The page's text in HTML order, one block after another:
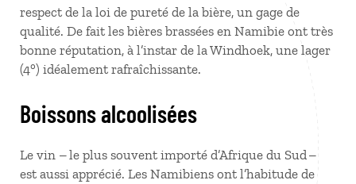
respect de la loi de pureté de la bière, un gage de
qualité. De fait les bières brassées en Namibie ont très
bonne réputation, à l’instar de la Windhoek, une lager
(4°) idéalement rafraîchissante.
Boissons alcoolisées
Le vin – le plus souvent importé d’Afrique du Sud –
est aussi apprécié. Les Namibiens ont l’habitude de